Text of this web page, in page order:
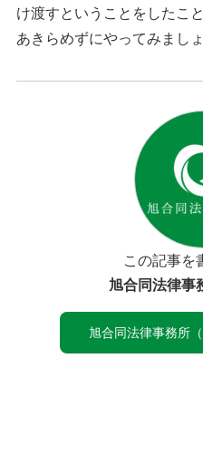
け渡すということをしたこ
あきらめずにやってみましょ
この記事を
旭合同法律事
旭合同法律事務所